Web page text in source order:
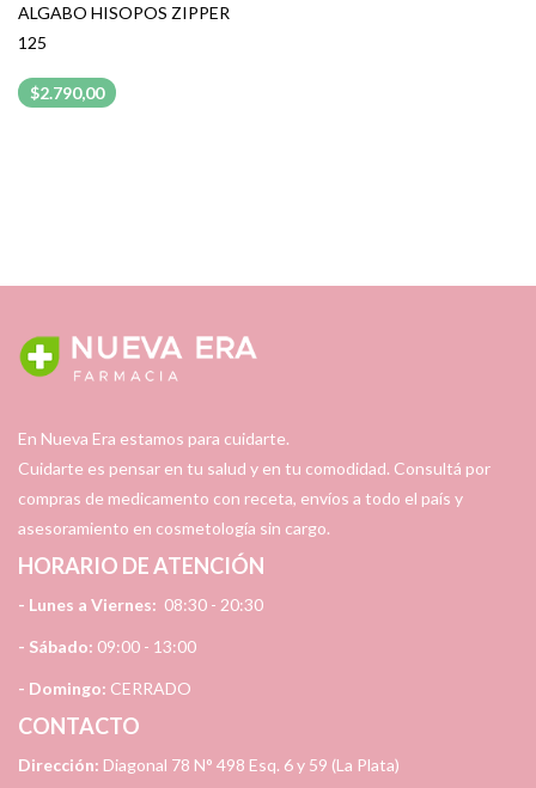
ALGABO HISOPOS ZIPPER
125
$2.790,00
En Nueva Era estamos para cuidarte.
Cuidarte es pensar en tu salud y en tu comodidad. Consultá por
compras de medicamento con receta, envíos a todo el país y
asesoramiento en cosmetología sin cargo.
HORARIO DE ATENCIÓN
- Lunes a Viernes: 08:30 - 20:30
- Sábado: 09:00 - 13:00
- Domingo: CERRADO
CONTACTO
Dirección: Diagonal 78 N° 498 Esq. 6 y 59 (La Plata)